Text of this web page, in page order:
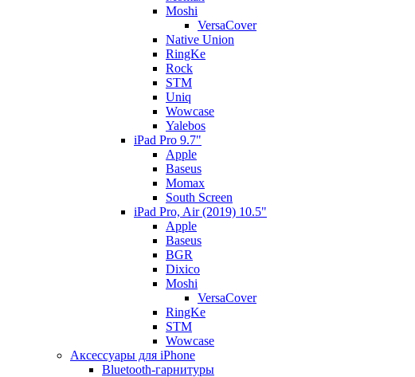
Moshi
VersaCover
Native Union
RingKe
Rock
STM
Uniq
Wowcase
Yalebos
iPad Pro 9.7"
Apple
Baseus
Momax
South Screen
iPad Pro, Air (2019) 10.5"
Apple
Baseus
BGR
Dixico
Moshi
VersaCover
RingKe
STM
Wowcase
Аксессуары для iPhone
Bluetooth-гарнитуры